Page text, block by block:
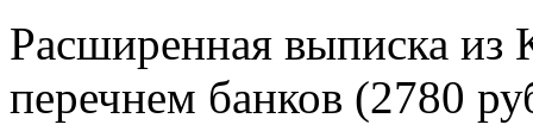
Расширенная выписка из
перечнем банков (2780